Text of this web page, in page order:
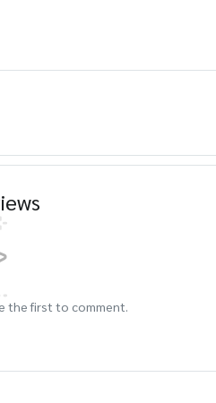
the first to comment.